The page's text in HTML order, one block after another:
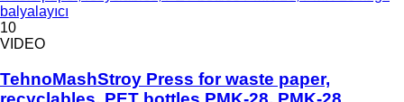
balyalayıcı
10
VIDEO
TehnoMashStroy Press for waste paper,